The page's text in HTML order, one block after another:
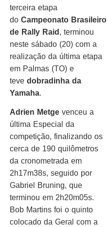
terceira etapa
do Campeonato Brasileiro
de Rally Raid , terminou
neste sábado (20) com a
realização da última etapa
em Palmas (TO) e
teve dobradinha da
Yamaha.
Adrien Metge venceu a
última Especial da
competição, finalizando os
cerca de 190 quilômetros
da cronometrada em
2h17m38s, seguido por
Gabriel Bruning, que
terminou em 2h20m05s.
Bob Martins foi o quinto
colocado da Geral com a